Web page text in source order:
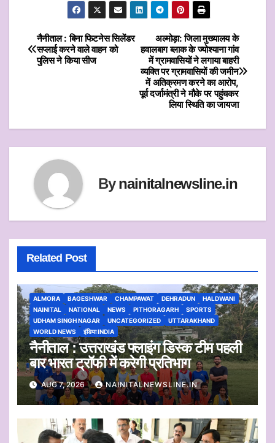
at
s
A
itt
er
c
e
b
ai
l
ar
e
Post
navigation
अल्मोड़ा: जिला मुख्यालय के
हवालबाग ब्लाक के ज्योश्याना गांव
में ग्रामवासियों ने लगाया बाहरी
व्यक्ति पर ग्रामवासियों की जमीन
में अतिक्रमण करने का आरोप,
पूर्व दर्जामंत्री ने मौके पर पहुंचकर
लिया स्थिति का जायजा
नैनीताल : बिना फिटनेस सिलेंडर
सप्लाई करने वाले वाहन को
पुलिस ने किया सीज
Bynainitalnewsline.in
Related Post
ALMORA BAGESHWAR CHAMPAWAT DEHRADUN
HALDWANI
NAINITAL
NATIONAL NEWS PITHORAGARH
SPORTS
UDHAM SINGH NAGAR
UNCATEGORIZED
UTTARAKHAND
WORLD NEWS
इंडिया INDIA
नैनीताल : उत्तराखंड फ्लाइंग डिस्क टीम पहली
बार भारत ट्रॉफी में करेगी प्रतिभाग
AUG 7, 2026 NAINITALNEWSLINE.IN